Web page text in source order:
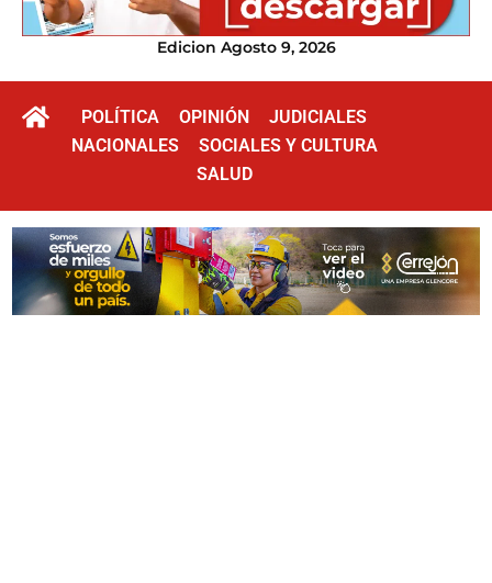
Edicion Agosto 9, 2026
POLÍTICA OPINIÓN
JUDICIALES
NACIONALES
SOCIALES Y CULTURA
SALUD